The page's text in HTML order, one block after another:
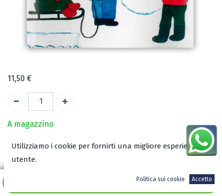
Aggiungi al carrello
11,50 €
A magazzino
Utilizziamo i cookie per fornirti una migliore esperienza
utente.
Politica sui cookie Accetto